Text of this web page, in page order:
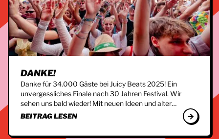
DANKE!
Danke für 34.000 Gäste bei Juicy Beats 2025! Ein
unvergessliches Finale nach 30 Jahren Festival. Wir
sehen uns bald wieder! Mit neuen Ideen und alter…
BEITRAG LESEN